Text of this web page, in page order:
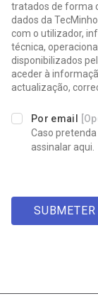
tratados de forma
dados da
com o utilizador,
técnica,
disponibilizados
aceder à
actualização,
Por email
Caso
assinalar aqui.